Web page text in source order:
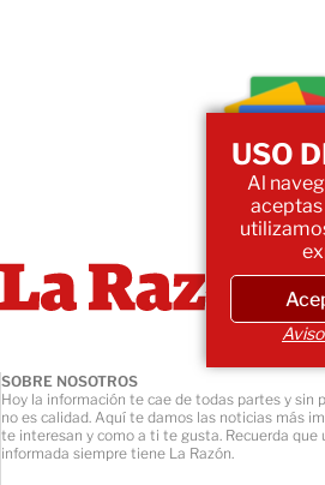
SOBRE NOSOTROS
Hoy la información te cae de todas partes y sin
no es calidad. Aquí te damos las noticias más
te interesan y como a ti te gusta. Recuerda que
informada siempre tiene La Razón.
USO
Al